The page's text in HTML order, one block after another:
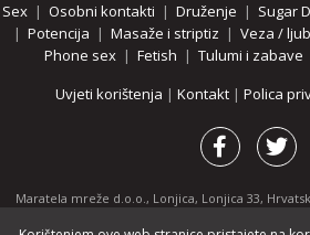
Sex| Osobni kontakti | Druženje | Sugar
| Potencija | Masaže i striptiz | Veza /
Phone sex| Fetish | Tulumi i zabave
Uvjeti korištenja | Kontakt | Polica
Maratela mreže d.o.o., Lonjica, Lonjica 33,
godina zabranjeno je pregledavanje